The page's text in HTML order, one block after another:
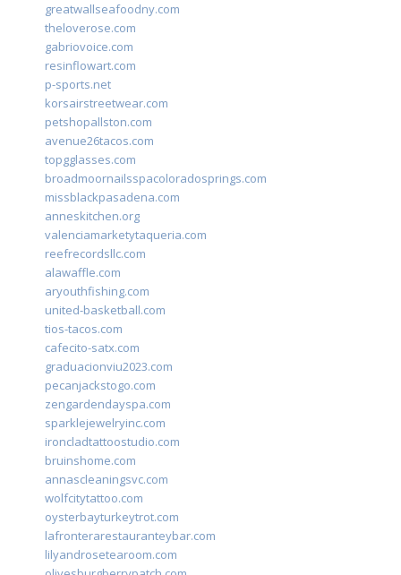
greatwallseafoodny.com
theloverose.com
gabriovoice.com
resinflowart.com
p-sports.net
korsairstreetwear.com
petshopallston.com
avenue26tacos.com
topgglasses.com
broadmoornailsspacoloradosprings.com
missblackpasadena.com
anneskitchen.org
valenciamarketytaqueria.com
reefrecordsllc.com
alawaffle.com
aryouthfishing.com
united-basketball.com
tios-tacos.com
cafecito-satx.com
graduacionviu2023.com
pecanjackstogo.com
zengardendayspa.com
sparklejewelryinc.com
ironcladtattoostudio.com
bruinshome.com
annascleaningsvc.com
wolfcitytattoo.com
oysterbayturkeytrot.com
lafronterarestauranteybar.com
lilyandrosetearoom.com